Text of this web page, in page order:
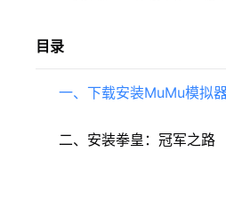
目录
一、下载安装MuMu模拟
二、安装拳皇：冠军之路